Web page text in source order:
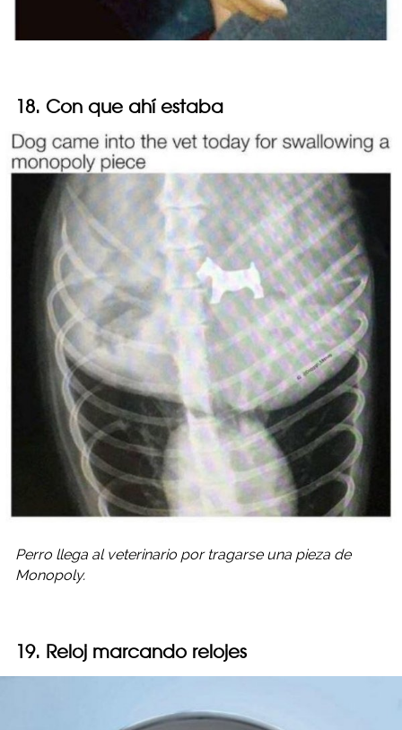
18. Con que ahí estaba
Perro llega al veterinario por tragarse una pieza de
Monopoly.
19. Reloj marcando relojes